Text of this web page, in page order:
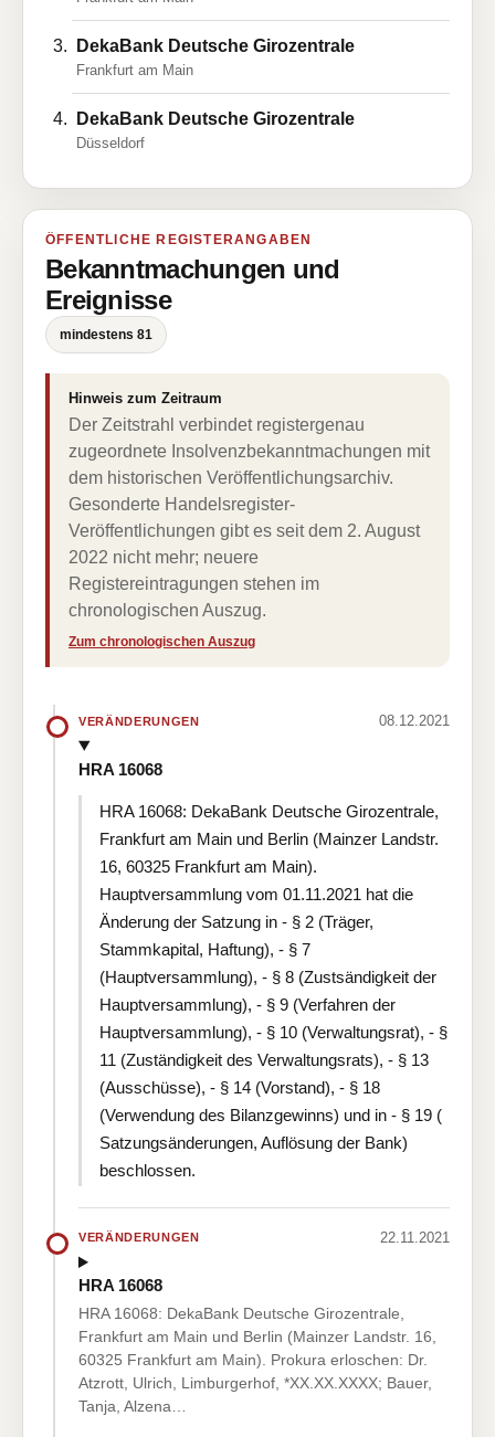
DekaBank Deutsche Girozentrale
Frankfurt am Main
DekaBank Deutsche Girozentrale
Düsseldorf
ÖFFENTLICHE REGISTERANGABEN
Bekanntmachungen und
Ereignisse
mindestens 81
Hinweis zum Zeitraum
Der Zeitstrahl verbindet registergenau
zugeordnete Insolvenzbekanntmachungen mit
dem historischen Veröffentlichungsarchiv.
Gesonderte Handelsregister-
Veröffentlichungen gibt es seit dem 2. August
2022 nicht mehr; neuere
Registereintragungen stehen im
chronologischen Auszug.
Zum chronologischen Auszug
VERÄNDERUNGEN 08.12.2021
HRA 16068
HRA 16068: DekaBank Deutsche Girozentrale,
Frankfurt am Main und Berlin (Mainzer Landstr.
16, 60325 Frankfurt am Main).
Hauptversammlung vom 01.11.2021 hat die
Änderung der Satzung in - § 2 (Träger,
Stammkapital, Haftung), - § 7
(Hauptversammlung), - § 8 (Zustsändigkeit der
Hauptversammlung), - § 9 (Verfahren der
Hauptversammlung), - § 10 (Verwaltungsrat), - §
11 (Zuständigkeit des Verwaltungsrats), - § 13
(Ausschüsse), - § 14 (Vorstand), - § 18
(Verwendung des Bilanzgewinns) und in - § 19 (
Satzungsänderungen, Auflösung der Bank)
beschlossen.
VERÄNDERUNGEN 22.11.2021
HRA 16068
HRA 16068: DekaBank Deutsche Girozentrale,
Frankfurt am Main und Berlin (Mainzer Landstr. 16,
60325 Frankfurt am Main). Prokura erloschen: Dr.
Atzrott, Ulrich, Limburgerhof, *XX.XX.XXXX; Bauer,
Tanja, Alzena…